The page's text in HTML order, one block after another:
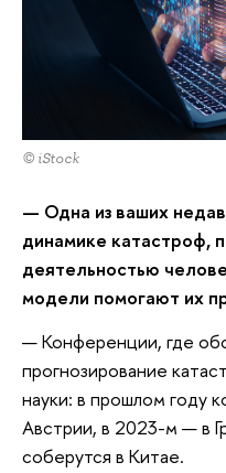
© iStock
— Одна из ваших
динамике катастроф,
деятельностью
модели помогают их
— Конференции, где
прогнозирование
науки: в прошлом году
Австрии, в 2023-м — в
соберутся в Китае.